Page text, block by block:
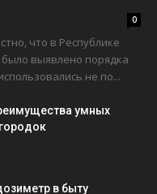
0
что в Республике
выявлено порядка
не по...
умных
в быту